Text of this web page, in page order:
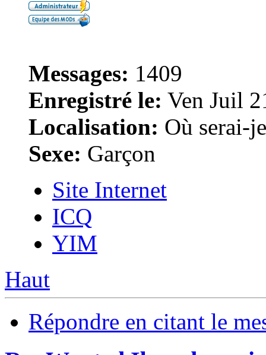
Messages: 1409
Enregistré le: Ven Juil
Localisation: Où serai-
Sexe: Garçon
Site Internet
ICQ
YIM
Haut
Répondre en citant le